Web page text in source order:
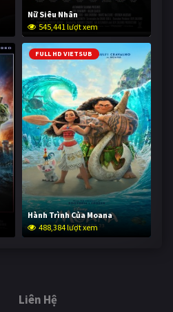
Nữ Siêu Nhân
545,441 lượt xem
FULL HD VIETSUB
Hành Trình Của Moana
488,384 lượt xem
Liên Hệ